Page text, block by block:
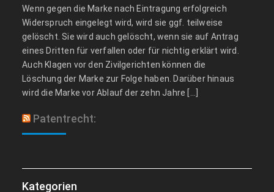
Wenn gegen die Marke nach Eintragung erfolgreich
Widerspruch eingelegt wird, wird sie ggf. teilweise
gelöscht. Sie wird auch gelöscht, wenn sie auf Antrag
eines Dritten für verfallen oder für nichtig erklärt wird.
Auch Klagen vor den Zivilgerichten können die
Löschung der Marke zur Folge haben. Darüber hinaus
wird die Marke vor Ablauf der zehn Jahre […]
Patentrecht:
Kategorien